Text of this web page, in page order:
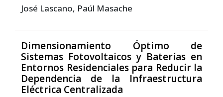
José Lascano, Paúl Masache
Dimensionamiento Óptimo de
Sistemas Fotovoltaicos y Baterías en
Entornos Residenciales para Reducir la
Dependencia de la Infraestructura
Eléctrica Centralizada